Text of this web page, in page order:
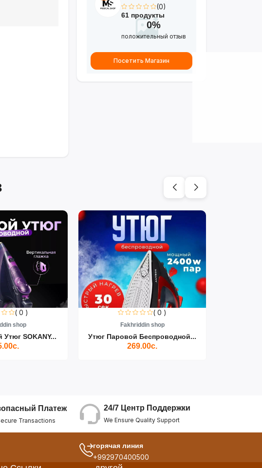
(0)
61 продукты
0%
положительный отзыв
Посетить Магазин
( 0 )
shop
SOKANY...
( 0 )
Fakhriddin shop
Утюг Паровой Беспроводной...
269.00с.
Платеж
Transactions
24/7 Центр Поддержки
We Ensure Quality Support
горячая линия
+992970400500